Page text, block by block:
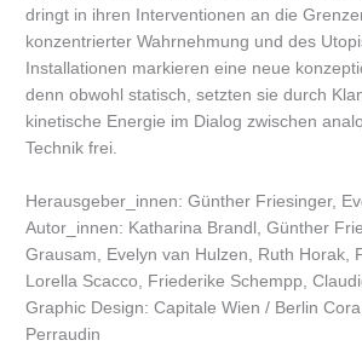
dringt in ihren Interventionen an die
konzentrierter Wahrnehmung und des
Installationen markieren eine neue
denn obwohl statisch, setzten sie durch
kinetische Energie im Dialog zwischen
Technik frei.
Herausgeber_innen: Günther Friesinger,
Autor_innen: Katharina Brandl, Günther
Grausam, Evelyn van Hulzen, Ruth Horak,
Lorella Scacco, Friederike Schempp,
Graphic Design: Capitale Wien / Berlin Cora
Perraudin